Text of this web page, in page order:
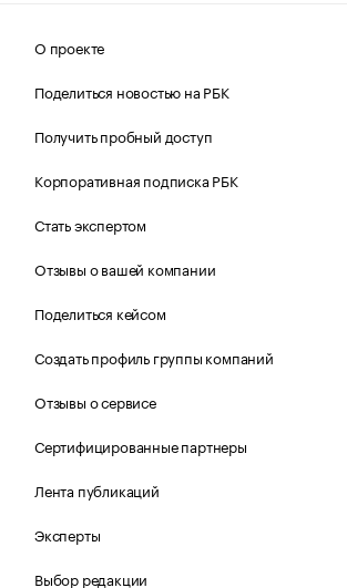
О проекте
Поделиться новостью на РБК
Получить пробный доступ
Корпоративная подписка РБК
Стать экспертом
Отзывы о вашей компании
Поделиться кейсом
Создать профиль группы компаний
Отзывы о сервисе
Сертифицированные партнеры
Лента публикаций
Эксперты
Выбор редакции